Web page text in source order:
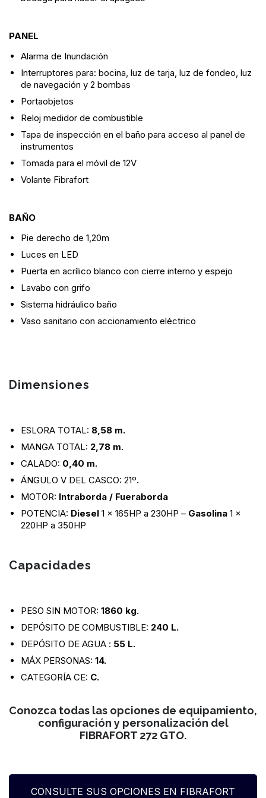
PANEL
Alarma de Inundación
Interruptores para: bocina, luz de tarja, luz de fondeo, luz
de navegación y 2 bombas
Portaobjetos
Reloj medidor de combustible
Tapa de inspección en el baño para acceso al panel de
instrumentos
Tomada para el móvil de 12V
Volante Fibrafort
BAÑO
Pie derecho de 1,20m
Luces en LED
Puerta en acrílico blanco con cierre interno y espejo
Lavabo con grifo
Sistema hidráulico baño
Vaso sanitario con accionamiento eléctrico
Dimensiones
ESLORA TOTAL: 8,58 m.
MANGA TOTAL: 2,78 m.
CALADO: 0,40 m.
ÁNGULO V DEL CASCO: 21º.
MOTOR: Intraborda / Fueraborda
POTENCIA: Diesel 1 x 165HP a 230HP – Gasolina 1 x
220HP a 350HP
Capacidades
PESO SIN MOTOR: 1860 kg.
DEPÓSITO DE COMBUSTIBLE: 240 L.
DEPÓSITO DE AGUA : 55 L.
MÁX PERSONAS: 14.
CATEGORÍA CE: C.
Conozca todas las opciones de equipamiento,
configuración y personalización del
FIBRAFORT 272 GTO.
CONSULTE SUS OPCIONES EN FIBRAFORT